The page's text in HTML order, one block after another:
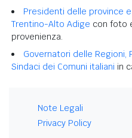
Presidenti delle province
Trentino-Alto Adige con foto
provenienza.
Governatori delle Regioni,
Sindaci dei Comuni italiani in
Note Legali
Privacy Policy